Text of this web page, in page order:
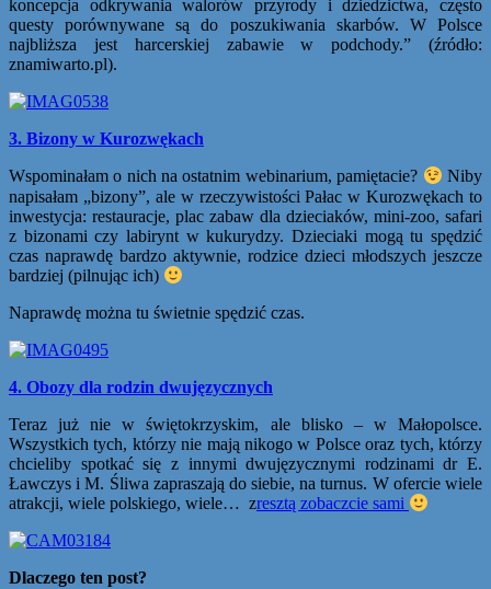
koncepcja odkrywania walorów przyrody i dziedzictwa, często
questy porównywane są do poszukiwania skarbów. W Polsce
najbliższa jest harcerskiej zabawie w podchody.” (źródło:
znamiwarto.pl).
3. Bizony w Kurozwękach
Wspominałam o nich na ostatnim webinarium, pamiętacie?
Niby
napisałam „bizony”, ale w rzeczywistości Pałac w Kurozwękach to
inwestycja: restauracje, plac zabaw dla dzieciaków, mini-zoo, safari
z bizonami czy labirynt w kukurydzy. Dzieciaki mogą tu spędzić
czas naprawdę bardzo aktywnie, rodzice dzieci młodszych jeszcze
bardziej (pilnując ich)
Naprawdę można tu świetnie spędzić czas.
4. Obozy dla rodzin dwujęzycznych
Teraz już nie w świętokrzyskim, ale blisko – w Małopolsce.
Wszystkich tych, którzy nie mają nikogo w Polsce oraz tych, którzy
chcieliby spotkać się z innymi dwujęzycznymi rodzinami dr E.
Ławczys i M. Śliwa zapraszają do siebie, na turnus. W ofercie wiele
atrakcji, wiele polskiego, wiele… zresztą zobaczcie sami
Dlaczego ten post?